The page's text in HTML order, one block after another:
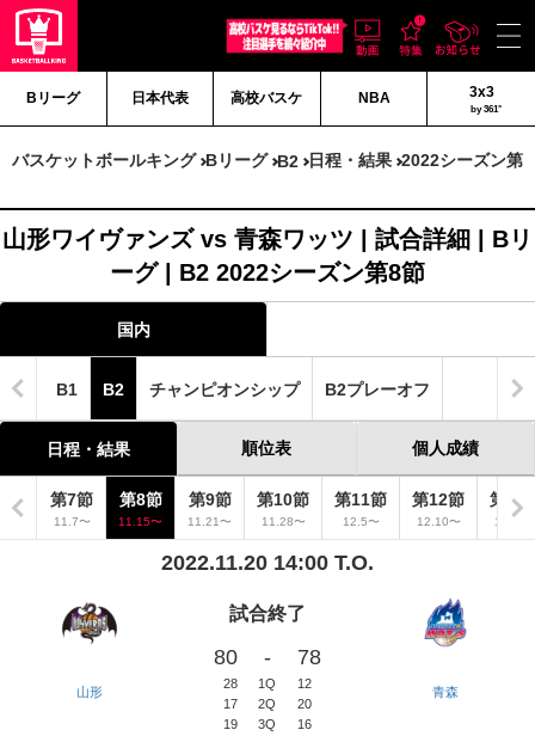
Bリーグ 日本代表 高校バスケ NBA 3x3
by 361°
バスケットボールキング Bリーグ B2 日程・結果 2022シーズン第
山形ワイヴァンズ vs 青森ワッツ | 試合詳細 | Bリ
ーグ | B2 2022シーズン第8節
国内
B1 B2 チャンピオンシップ B2プレーオフ
日程・結果 順位表 個人成績
節
〜
第7節
11.7〜
第8節
11.15〜
第9節
11.21〜
第10節
11.28〜
第11節
12.5〜
第12節
12.10〜
第13
12.12
2022.11.20 14:00 T.O.
山形
試合終了
80 - 78
28 1Q
12
17
2Q
20
19
3Q
16
青森